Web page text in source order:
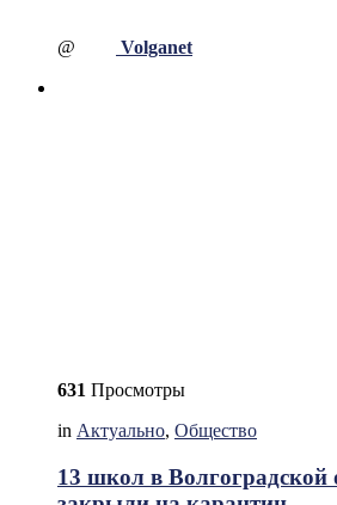
@ Volganet
631 Просмотры
in Актуально, Общество
13 школ в Волгоградской